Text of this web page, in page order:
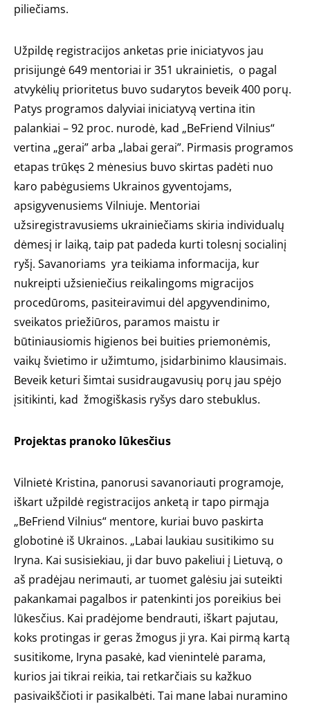
piliečiams.
Užpildę registracijos anketas prie iniciatyvos jau
prisijungė 649 mentoriai ir 351 ukrainietis, o pagal
atvykėlių prioritetus buvo sudarytos beveik 400 porų.
Patys programos dalyviai iniciatyvą vertina itin
palankiai – 92 proc. nurodė, kad „BeFriend Vilnius“
vertina „gerai” arba „labai gerai”. Pirmasis programos
etapas trūkęs 2 mėnesius buvo skirtas padėti nuo
karo pabėgusiems Ukrainos gyventojams,
apsigyvenusiems Vilniuje. Mentoriai
užsiregistravusiems ukrainiečiams skiria individualų
dėmesį ir laiką, taip pat padeda kurti tolesnį socialinį
ryšį. Savanoriams yra teikiama informacija, kur
nukreipti užsieniečius reikalingoms migracijos
procedūroms, pasiteiravimui dėl apgyvendinimo,
sveikatos priežiūros, paramos maistu ir
būtiniausiomis higienos bei buities priemonėmis,
vaikų švietimo ir užimtumo, įsidarbinimo klausimais.
Beveik keturi šimtai susidraugavusių porų jau spėjo
įsitikinti, kad žmogiškasis ryšys daro stebuklus.
Projektas pranoko lūkesčius
Vilnietė Kristina, panorusi savanoriauti programoje,
iškart užpildė registracijos anketą ir tapo pirmąja
„BeFriend Vilnius“ mentore, kuriai buvo paskirta
globotinė iš Ukrainos. „Labai laukiau susitikimo su
Iryna. Kai susisiekiau, ji dar buvo pakeliui į Lietuvą, o
aš pradėjau nerimauti, ar tuomet galėsiu jai suteikti
pakankamai pagalbos ir patenkinti jos poreikius bei
lūkesčius. Kai pradėjome bendrauti, iškart pajutau,
koks protingas ir geras žmogus ji yra. Kai pirmą kartą
susitikome, Iryna pasakė, kad vienintelė parama,
kurios jai tikrai reikia, tai retkarčiais su kažkuo
pasivaikščioti ir pasikalbėti. Tai mane labai nuramino